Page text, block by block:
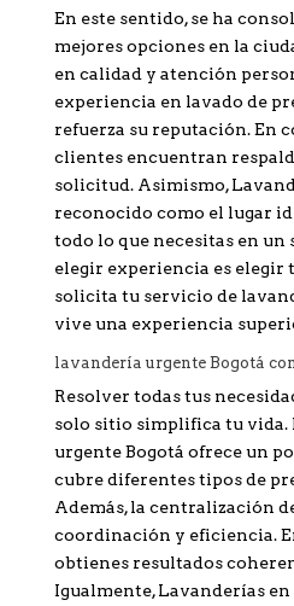
En este sentido, se ha
mejores opciones en la
en calidad y atención
experiencia en lavado de
refuerza su reputación. En
clientes encuentran
solicitud. Asimismo,
reconocido como el lugar
todo lo que necesitas en un
elegir experiencia es elegir
solicita tu servicio de
vive una experiencia
lavandería urgente Bogotá
Resolver todas tus
solo sitio simplifica tu vida.
urgente Bogotá ofrece un
cubre diferentes tipos de
Además, la centralización
coordinación y eficiencia.
obtienes resultados
Igualmente, Lavanderías